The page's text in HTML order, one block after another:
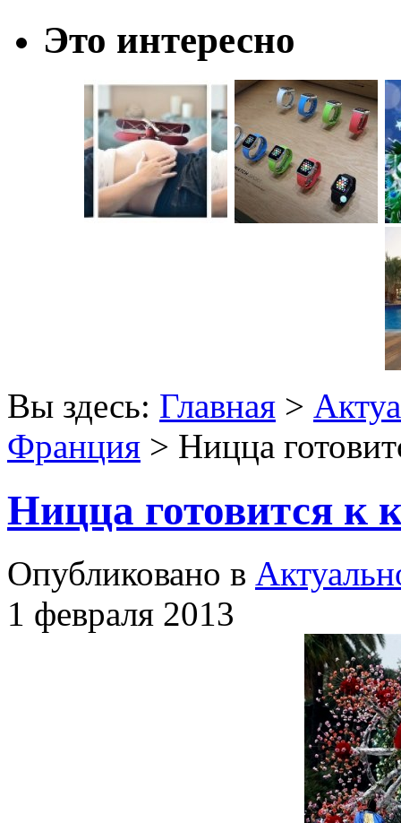
Это интересно
Вы здесь: Главная >
Франция > Ницца
Ницца готовится к
Опубликовано в
1 февраля 2013